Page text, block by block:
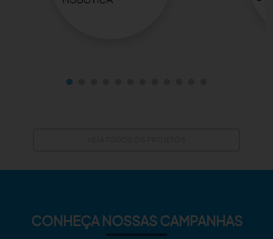
CONHEÇA NOSSAS CAMPANHAS